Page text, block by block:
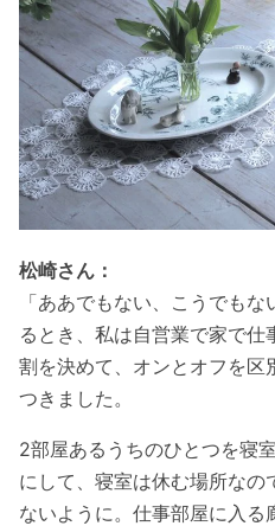
松崎さん：
「ああでもない、こうでも
るとき、私は自営業で家で
割を決めて、オンとオフを区
つきました。
2部屋あるうちのひとつを寝
にして、寝室は休む場所な
ないように。仕事部屋に入る